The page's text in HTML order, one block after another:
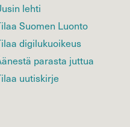
lehti
Suomen Luonto
digilukuoikeus
parasta juttua
uutiskirje